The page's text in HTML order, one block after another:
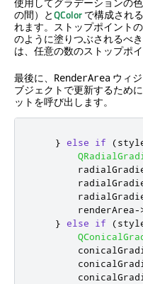
の間）とQColorで構成され
れます。ストップポイント
のように塗りつぶされるべ
は、任意の数のストップポ
最後に、 RenderArea ウィ
ブジェクトで更新するために
ットを呼び出します。
} else if (
        renderArea
-
} else if (